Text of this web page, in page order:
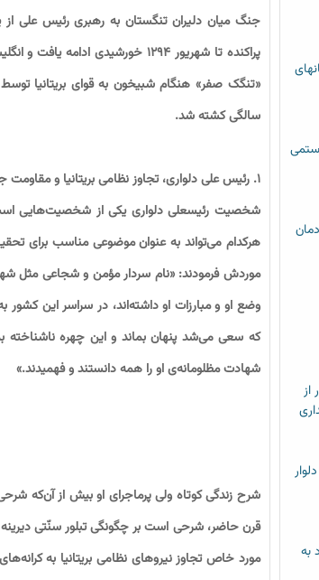
جنگ میان دلیران تنگستان به رهبری رئیس علی از
پراکنده تا شهریور ۱۲۹۴ خورشیدی
سالگی کشته شد.
۱. رئیس علی دلواری، تجاوز نظامی بریتانیا و مقاومت جنوب
شخصیت رئیسعلی دلواری یکی از شخصیت‌هایی
هرکدام می‌تواند به عنوان موضوعی مناسب برای
موردش فرمودند: «نام سردار مؤمن و شجاعى مثل
وضع او و مبارزات او داشته‌اند، در سراسر این
که سعى می‌شد پنهان بماند و این چهره ناشناخته
شهادت مظلومانه‌ى او را همه دانستند و فهمیدند.»
شرح زندگی کوتاه ولی پرماجرای او بیش از آن‌که
قرن حاضر، شرحی است بر چگونگی تبلور سنّتی دیرینه
مورد خاص تجاوز نیروهای نظامی بریتانیا به
از
به